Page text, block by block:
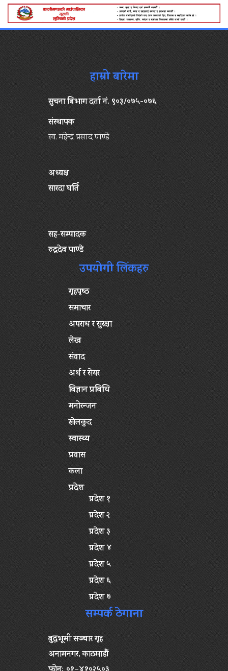
हाम्रो बारेमा
सुचना बिभाग दर्ता नं. ९०३/०७५-०७६
संस्थापक
स्व. महेन्द्र प्रसाद पाण्डे
अध्यक्ष
सारदा घर्ति
सह-सम्पादक
रुद्रदेव पाण्डे
उपयोगी लिंकहरु
गृहपृष्‍ठ
समाचार
अपराध र सुरक्षा
लेख
संवाद
अर्थ र सेयर
बिज्ञान प्रबिधि
मनोरन्जन
खेलकुद
स्वास्थ्य
प्रवास
कला
प्रदेश
प्रदेश १
प्रदेश २
प्रदेश ३
प्रदेश ४
प्रदेश ५
प्रदेश ६
प्रदेश ७
सम्पर्क ठेगाना
बुद्धभूमी सञ्चार गृह
अनामनगर, काठमाडौं